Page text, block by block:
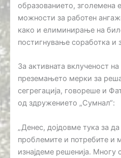
образованието, зголемена
можности за работен
како и елиминирање на
постигнување соработка и
За активната вклученост
преземањето мерки за
сегрегација, говореше и
од здружението „Сумнал“:
„Денес, дојдовме тука за
проблемите и потребите и
изнајдеме решенија. Многу